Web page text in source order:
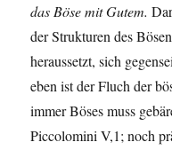
das Böse mit Gutem.
der Strukturen des
heraussetzt, sich
eben ist der Fluch der
immer Böses muss
Piccolomini V,1; noch